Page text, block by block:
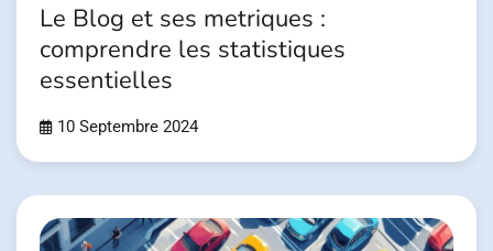
Le Blog et ses metriques :
comprendre les statistiques
essentielles
10 Septembre 2024